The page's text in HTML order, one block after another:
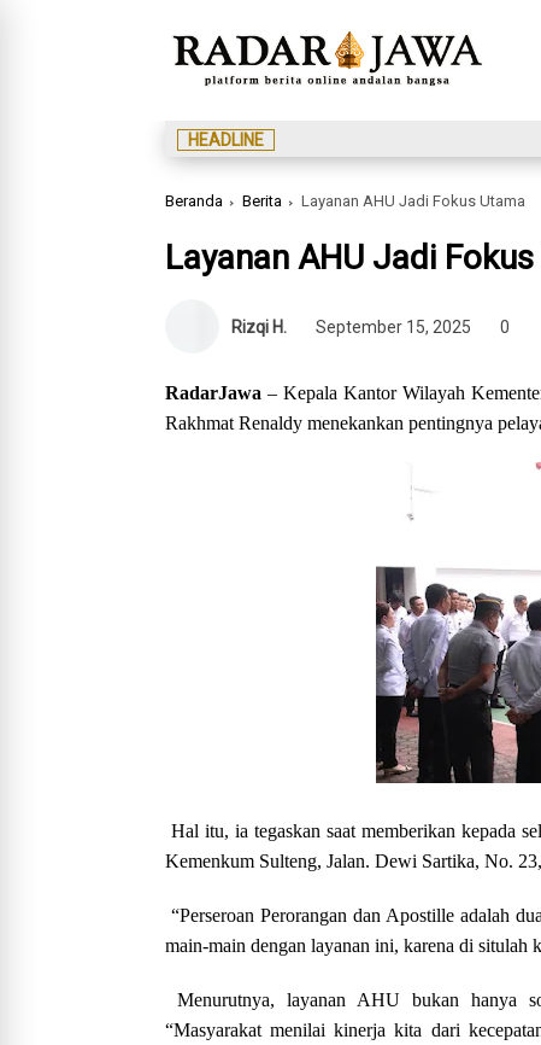
HEADLINE
Beranda Berita Layanan AHU Jadi Fokus Utama
Layanan AHU Jadi
Rizqi H. September 15, 2025 0
RadarJawa – Kepala Kantor Wilayah
Rakhmat Renaldy menekankan pentingnya
Hal itu, ia tegaskan saat memberikan kepada
Kemenkum Sulteng, Jalan. Dewi Sartika, No.
“Perseroan Perorangan dan Apostille adalah
main-main dengan layanan ini, karena di situlah
Menurutnya, layanan AHU bukan hanya
“Masyarakat menilai kinerja kita dari